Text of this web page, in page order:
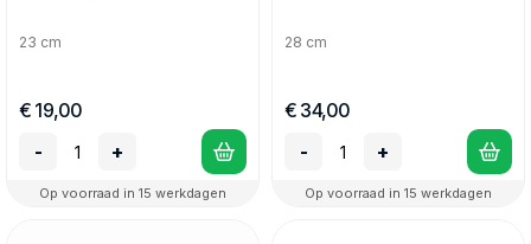
23 cm
€ 19,00
-
+
Op voorraad in 15 werkdagen
28 cm
€ 34,00
-
+
Op voorraad in 15 werkdagen